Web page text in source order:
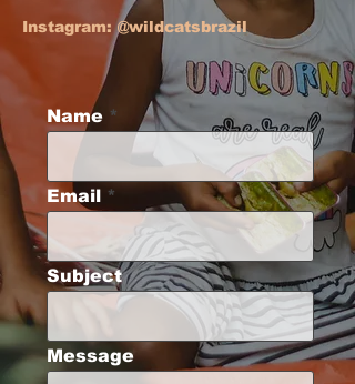
Instagram: @wildcatsbrazil
Name
Email
Subject
Message